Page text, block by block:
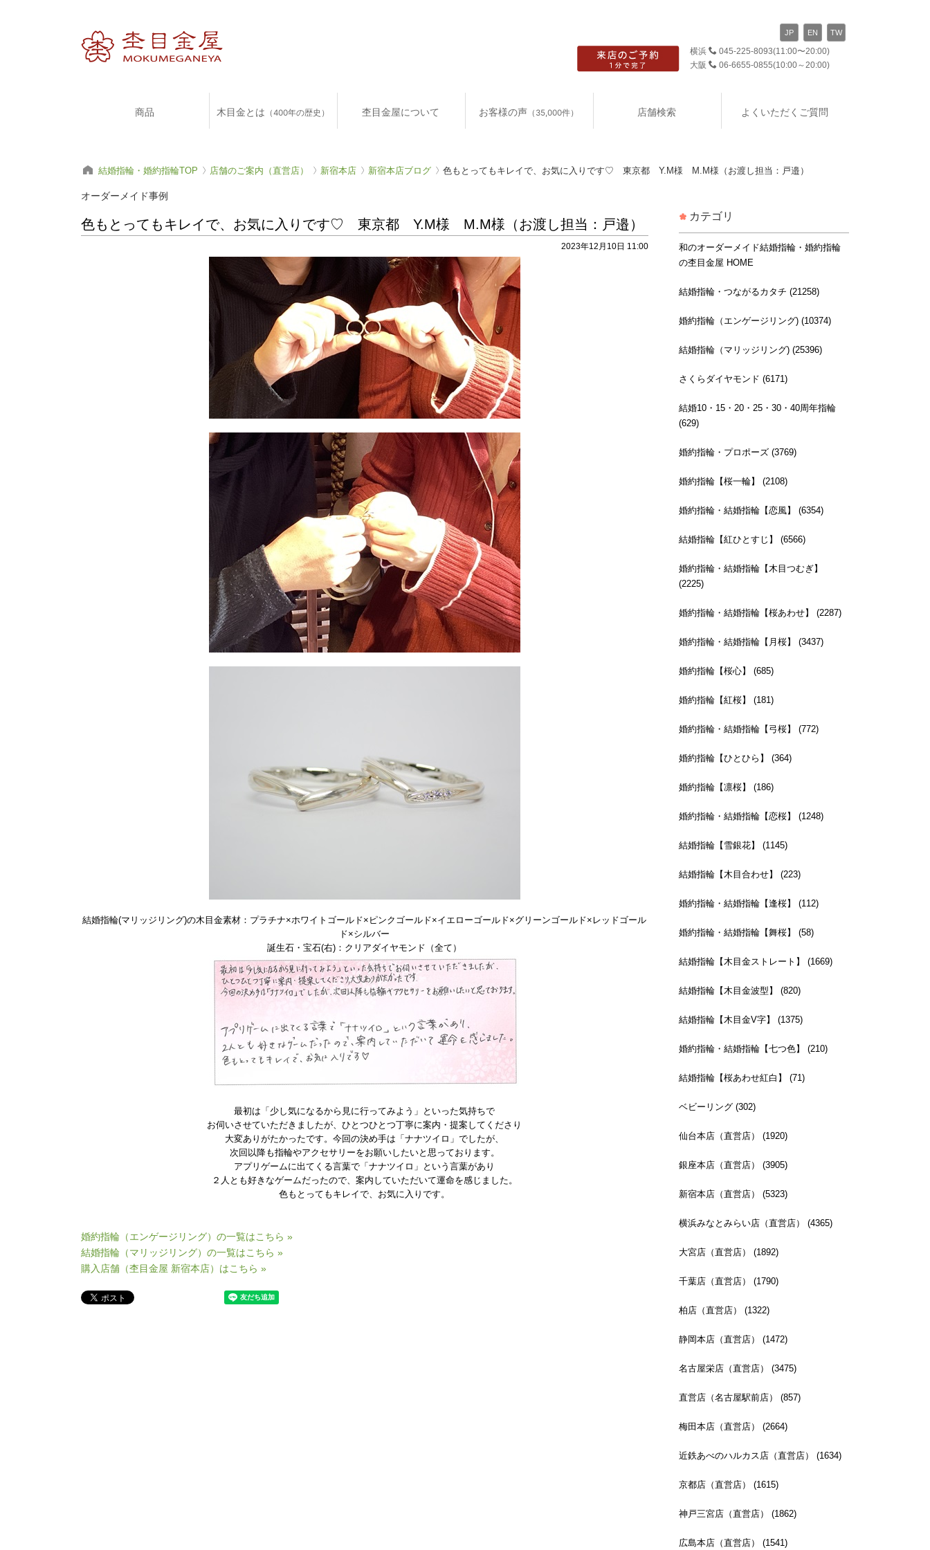
横浜 045-225-8093(11:00〜20:00)
大阪
06-6655-0855(10:00～20:00)
JP EN TW
商品 木目金とは （400年の歴史） 杢目金屋について お客様の声 （35,000件） 店舗検索 よくいただくご質問
結婚指輪・婚約指輪TOP 店舗のご案内（直営店） 新宿本店 新宿本店ブログ 色もとってもキレイで、お気に入りです♡ 東京都 Y.M様 M.M様（お渡し担当：戸邉）
オーダーメイド事例
色もとってもキレイで、お気に入りです♡ 東京都 Y.M様 M.M様（お渡し担当：戸邉）
2023年12月10日 11:00
結婚指輪(マリッジリング)の木目金素材：プラチナ×ホワイトゴールド×ピンクゴールド×イエローゴールド×グリーンゴールド×レッドゴール
ド×シルバー
誕生石・宝石(右)：クリアダイヤモンド（全て）
最初は「少し気になるから見に行ってみよう」といった気持ちで
お伺いさせていただきましたが、ひとつひとつ丁寧に案内・提案してくださり
大変ありがたかったです。今回の決め手は「ナナツイロ」でしたが、
次回以降も指輪やアクセサリーをお願いしたいと思っております。
アプリゲームに出てくる言葉で「ナナツイロ」という言葉があり
２人とも好きなゲームだったので、案内していただいて運命を感じました。
色もとってもキレイで、お気に入りです。
婚約指輪（エンゲージリング）の一覧はこちら »
結婚指輪（マリッジリング）の一覧はこちら »
購入店舗（杢目金屋 新宿本店）はこちら »
カテゴリ
和のオーダーメイド結婚指輪・婚約指輪
の杢目金屋 HOME
結婚指輪・つながるカタチ (21258)
婚約指輪（エンゲージリング) (10374)
結婚指輪（マリッジリング) (25396)
さくらダイヤモンド (6171)
結婚10・15・20・25・30・40周年指輪
(629)
婚約指輪・プロポーズ (3769)
婚約指輪【桜一輪】 (2108)
婚約指輪・結婚指輪【恋風】 (6354)
結婚指輪【紅ひとすじ】 (6566)
婚約指輪・結婚指輪【木目つむぎ】
(2225)
婚約指輪・結婚指輪【桜あわせ】 (2287)
婚約指輪・結婚指輪【月桜】 (3437)
婚約指輪【桜心】 (685)
婚約指輪【紅桜】 (181)
婚約指輪・結婚指輪【弓桜】 (772)
婚約指輪【ひとひら】 (364)
婚約指輪【凛桜】 (186)
婚約指輪・結婚指輪【恋桜】 (1248)
結婚指輪【雪銀花】 (1145)
結婚指輪【木目合わせ】 (223)
婚約指輪・結婚指輪【逢桜】 (112)
婚約指輪・結婚指輪【舞桜】 (58)
結婚指輪【木目金ストレート】 (1669)
結婚指輪【木目金波型】 (820)
結婚指輪【木目金V字】 (1375)
婚約指輪・結婚指輪【七つ色】 (210)
結婚指輪【桜あわせ紅白】 (71)
ベビーリング (302)
仙台本店（直営店） (1920)
銀座本店（直営店） (3905)
新宿本店（直営店） (5323)
横浜みなとみらい店（直営店） (4365)
大宮店（直営店） (1892)
千葉店（直営店） (1790)
柏店（直営店） (1322)
静岡本店（直営店） (1472)
名古屋栄店（直営店） (3475)
直営店（名古屋駅前店） (857)
梅田本店（直営店） (2664)
近鉄あべのハルカス店（直営店） (1634)
京都店（直営店） (1615)
神戸三宮店（直営店） (1862)
広島本店（直営店） (1541)